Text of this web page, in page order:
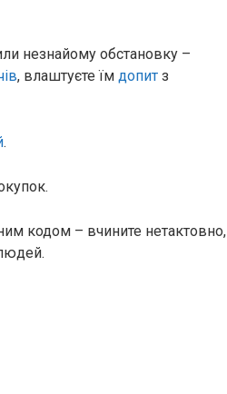
незнайому обстановку –
, влаштуєте їм допит з
.
кодом – вчините нетактовно,